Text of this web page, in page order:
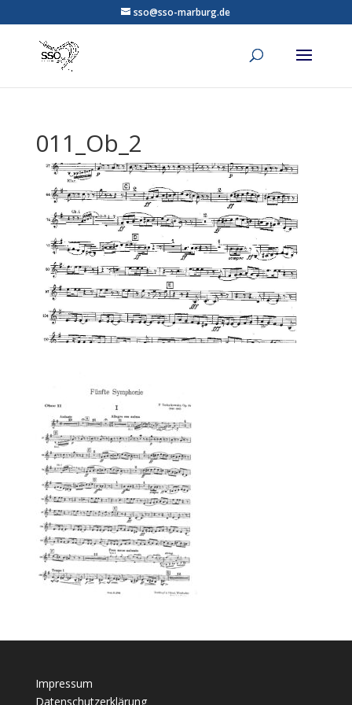
sso@sso-marburg.de
011_Ob_2
Impressum
Datenschutzerklärung